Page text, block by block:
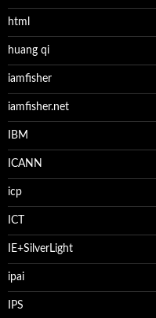
html
huang qi
iamfisher
iamfisher.net
IBM
ICANN
icp
ICT
IE+SilverLight
ipai
IPS